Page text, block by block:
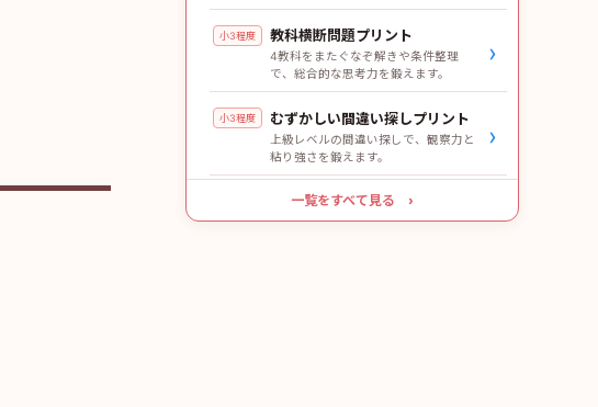
小3程度 教科横断問題プリント
4教科をまたぐなぞ解きや条件整理
で、総合的な思考力を鍛えます。
›
小3程度 むずかしい間違い探しプリント
上級レベルの間違い探しで、観察力と
粘り強さを鍛えます。
›
一覧をすべて見る ›